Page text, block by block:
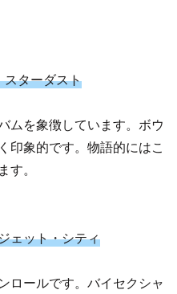
ターダスト
ムを象徴しています。ボウ
印象的です。物語的にはこ
。
ット・シティ
ロールです。バイセクシャ